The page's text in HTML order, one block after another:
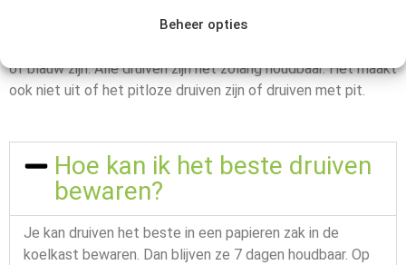
Beheer opties
of blauw zijn. Alle druiven zijn net zolang houdbaar. Het maakt
ook niet uit of het pitloze druiven zijn of druiven met pit.
Hoe kan ik het beste druiven
bewaren?
Je kan druiven het beste in een papieren zak in de
koelkast bewaren. Dan blijven ze 7 dagen houdbaar. Op